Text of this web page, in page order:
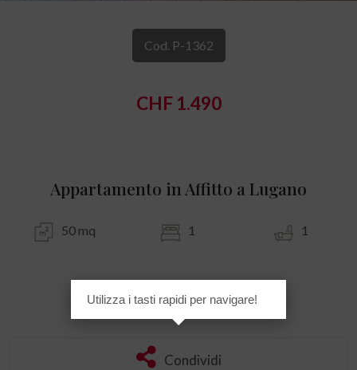
Cod. P-1362
CHF 1.490
Appartamento in Affitto a Lugano
50 mq 1 1
Preferiti
Condividi
Utilizza i tasti rapidi per navigare!